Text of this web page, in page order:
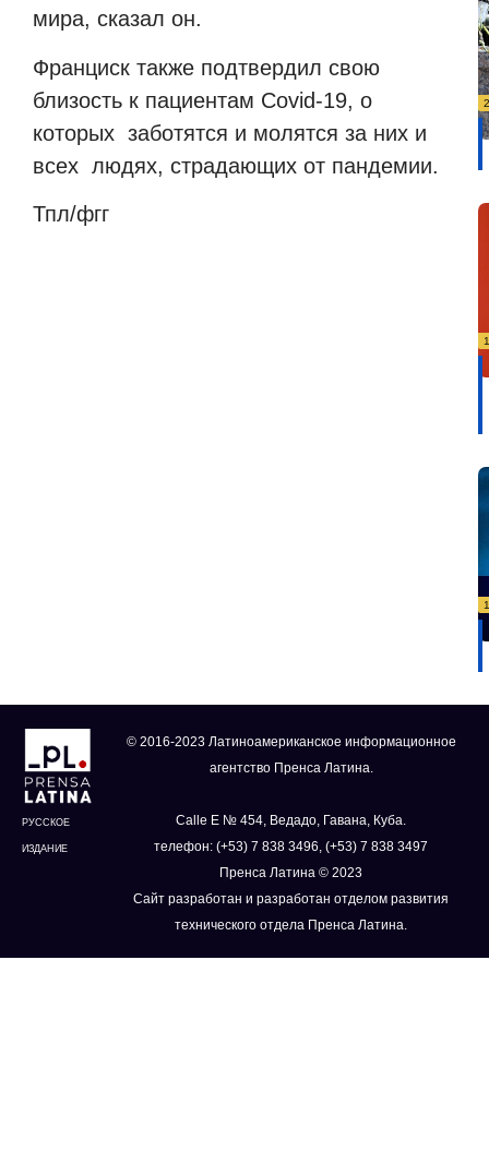
мира, сказал он.
Франциск также подтвердил свою
близость к пациентам Covid-19, о
которых заботятся и молятся за них и
всех людях, страдающих от пандемии.
Тпл/фгг
РУССКОЕ
ИЗДАНИЕ
© 2016-2023 Латиноамериканское информационное
агентство Пренса Латина.
Calle E № 454, Ведадо, Гавана, Куба.
телефон: (+53) 7 838 3496, (+53) 7 838 3497
Пренса Латина © 2023
Сайт разработан и разработан отделом развития
технического отдела Пренса Латина.